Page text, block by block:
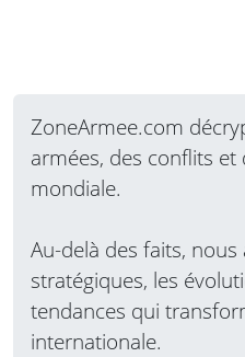
ZoneArmee.com
armées, des conflits
mondiale.
Au-delà des faits,
stratégiques, les
tendances qui
internationale.